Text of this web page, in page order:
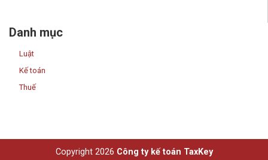
Danh mục
Luật
Kế toán
Thuế
Copyright 2026 Công ty kế toán TaxKey